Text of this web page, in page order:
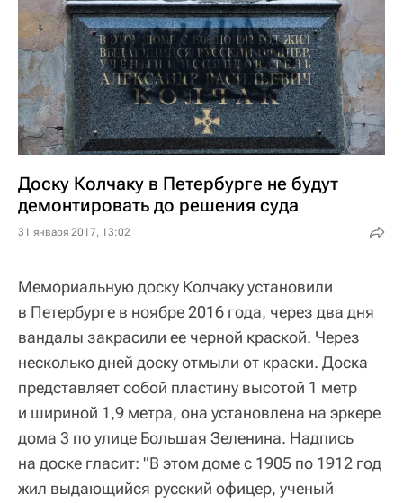
Доску Колчаку в Петербурге не будут
демонтировать до решения суда
31 января 2017, 13:02
Мемориальную доску Колчаку установили
в Петербурге в ноябре 2016 года, через два дня
вандалы закрасили ее черной краской. Через
несколько дней доску отмыли от краски. Доска
представляет собой пластину высотой 1 метр
и шириной 1,9 метра, она установлена на эркере
дома 3 по улице Большая Зеленина. Надпись
на доске гласит: "В этом доме с 1905 по 1912 год
жил выдающийся русский офицер, ученый